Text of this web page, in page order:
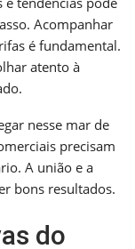
Acompanhar
é fundamental.
atento à
nesse mar de
precisam
A união e a
bons resultados.
do